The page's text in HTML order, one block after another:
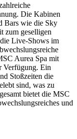
Die Kabinen
Bars wie die Sky
zum geselligen
Live-Shows im
Aurea Spa mit
Verfügung. Ein
Stoßzeiten die
sind, was zu
bietet die MSC
und